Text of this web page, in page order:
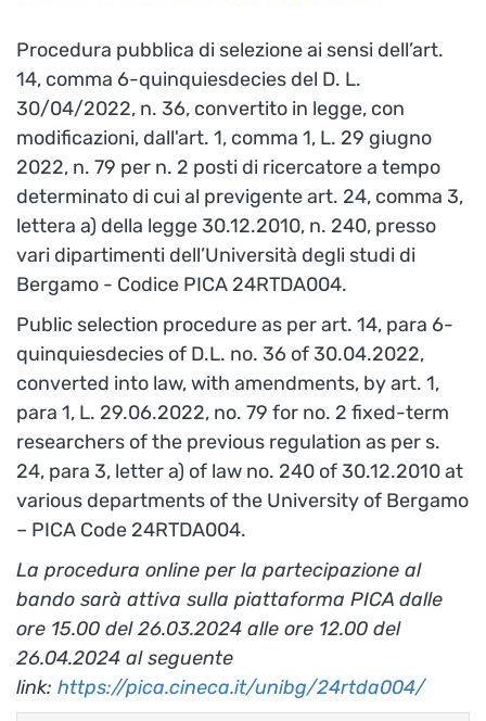
Procedura pubblica di selezione ai sensi dell’art.
14, comma 6-quinquiesdecies del D. L.
30/04/2022, n. 36, convertito in legge, con
modificazioni, dall'art. 1, comma 1, L. 29 giugno
2022, n. 79 per n. 2 posti di ricercatore a tempo
determinato di cui al previgente art. 24, comma 3,
lettera a) della legge 30.12.2010, n. 240, presso
vari dipartimenti dell’Università degli studi di
Bergamo - Codice PICA 24RTDA004.
Public selection procedure as per art. 14, para 6-
quinquiesdecies of D.L. no. 36 of 30.04.2022,
converted into law, with amendments, by art. 1,
para 1, L. 29.06.2022, no. 79 for no. 2 fixed-term
researchers of the previous regulation as per s.
24, para 3, letter a) of law no. 240 of 30.12.2010 at
various departments of the University of Bergamo
– PICA Code 24RTDA004.
La procedura online per la partecipazione al
bando sarà attiva sulla piattaforma PICA dalle
ore 15.00 del 26.03.2024 alle ore 12.00 del
26.04.2024 al seguente
link: https://pica.cineca.it/unibg/24rtda004/